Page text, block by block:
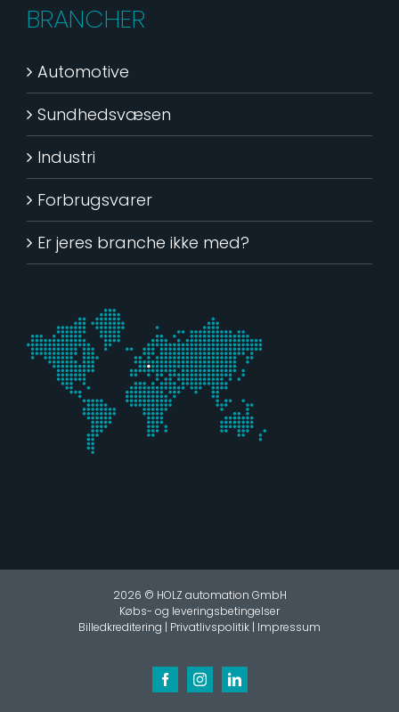
BRANCHER
Automotive
Sundhedsvæsen
Industri
Forbrugsvarer
Er jeres branche ikke med?
2026 © HOLZ automation GmbH
Købs- og leveringsbetingelser
Billedkreditering | Privatlivspolitik | Impressum
FacebookInstagramLinkedIn